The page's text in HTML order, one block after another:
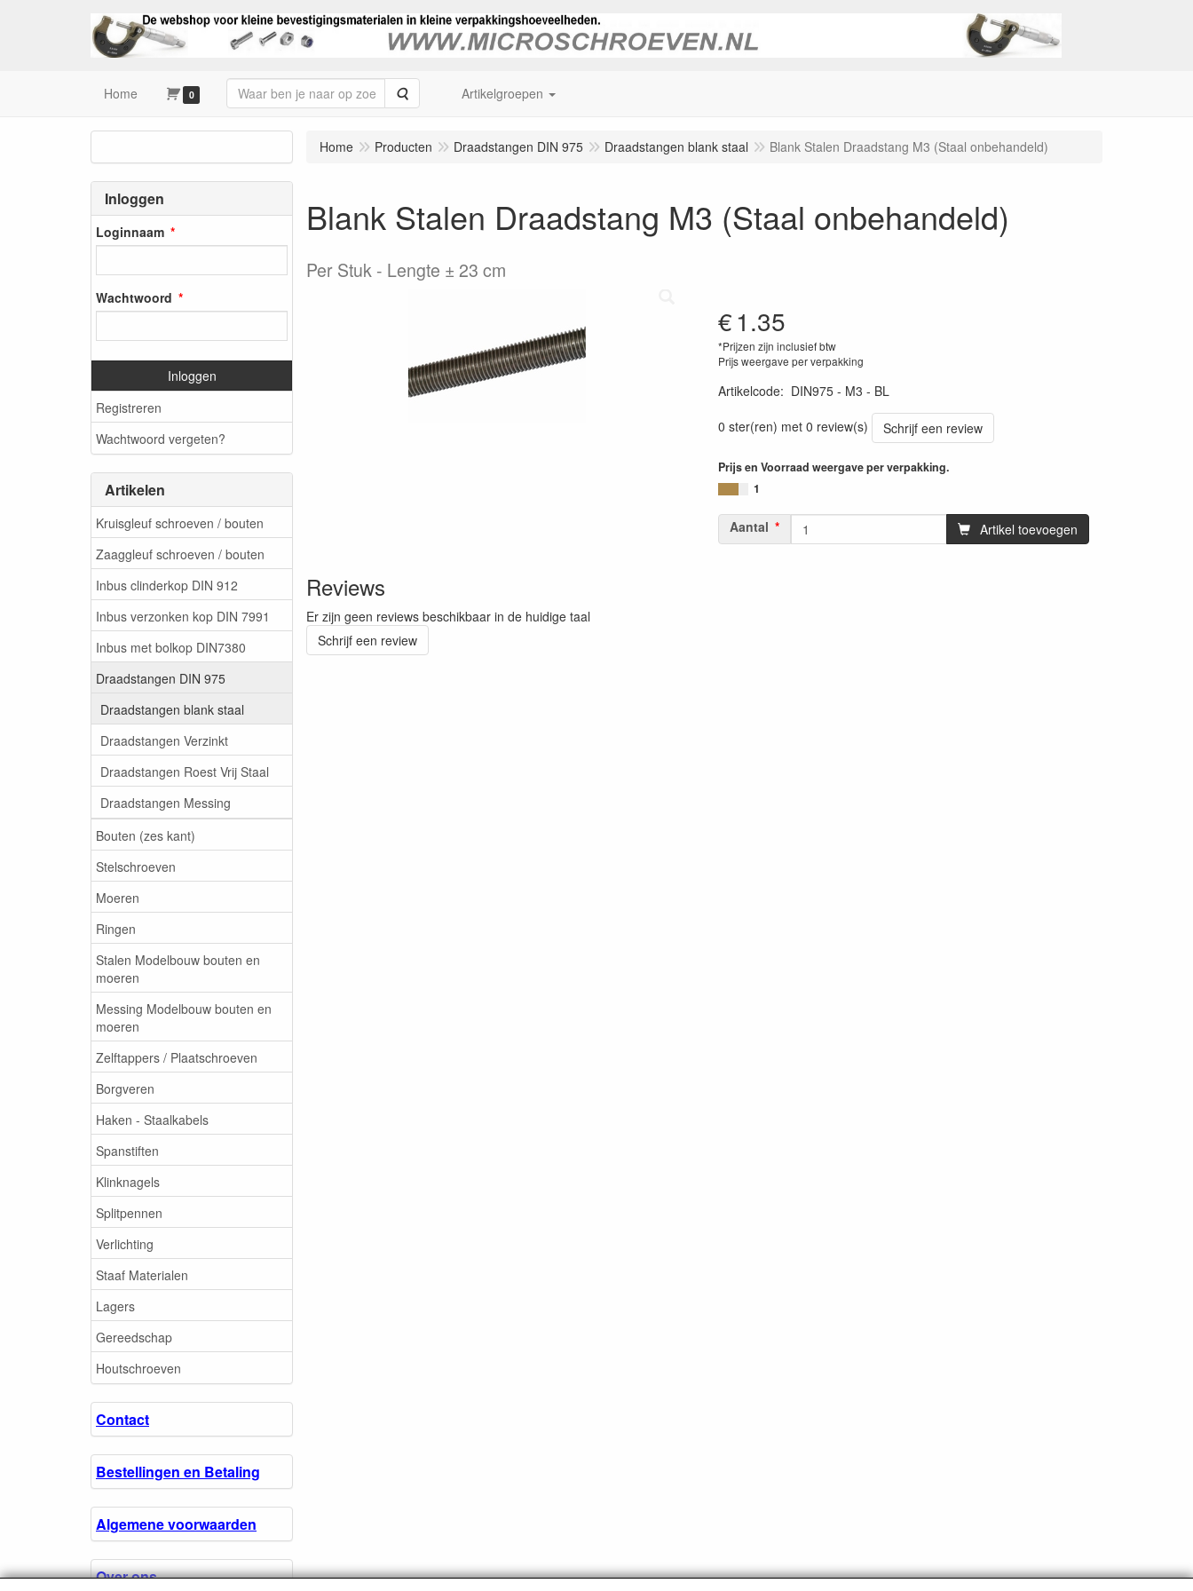
Home 0 Zoeken Artikelgroepen
Inloggen
Loginnaam
Wachtwoord
Inloggen
Registreren
Wachtwoord vergeten?
Artikelen
Kruisgleuf schroeven / bouten
Zaaggleuf schroeven / bouten
Inbus clinderkop DIN 912
Inbus verzonken kop DIN 7991
Inbus met bolkop DIN7380
Draadstangen DIN 975
Draadstangen blank staal
Draadstangen Verzinkt
Draadstangen Roest Vrij Staal
Draadstangen Messing
Bouten (zes kant)
Stelschroeven
Moeren
Ringen
Stalen Modelbouw bouten en
moeren
Messing Modelbouw bouten en
moeren
Zelftappers / Plaatschroeven
Borgveren
Haken - Staalkabels
Spanstiften
Klinknagels
Splitpennen
Verlichting
Staaf Materialen
Lagers
Gereedschap
Houtschroeven
Contact
Bestellingen en Betaling
Algemene voorwaarden
Over ons.
Home Producten Draadstangen DIN 975 Draadstangen blank staal Blank Stalen Draadstang M3 (Staal onbehandeld)
Blank Stalen Draadstang M3 (Staal onbehandeld)
Per Stuk Lengte ± 23 cm
€1.35
*Prijzen zijn inclusief btw
Prijs weergave per verpakking
Artikelcode: DIN975 - M3 - BL
0 ster(ren) met 0 review(s)
Schrijf een review
Prijs en Voorraad weergave per verpakking.
1
Aantal Artikel toevoegen
Reviews
Er zijn geen reviews beschikbaar in de huidige taal
Schrijf een review